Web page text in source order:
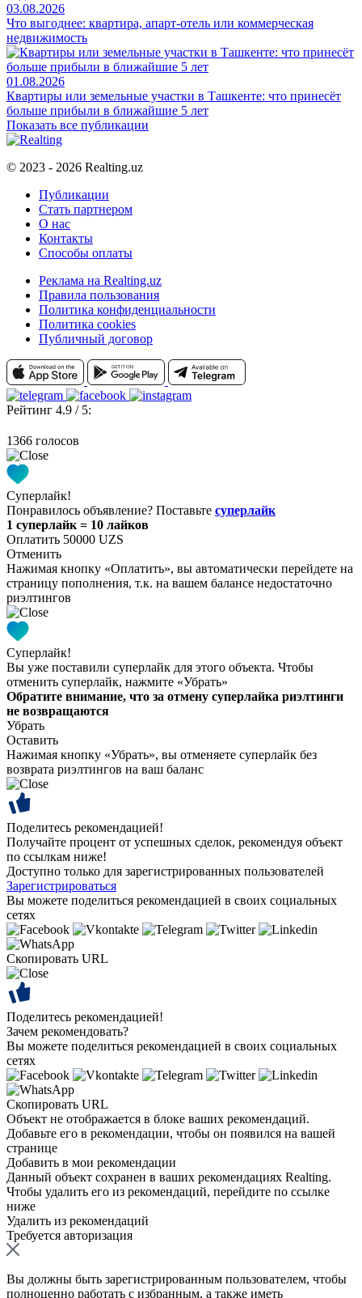
03.08.2026
Что выгоднее: квартира, апарт-отель или коммерческая
недвижимость
01.08.2026
Квартиры или земельные участки в Ташкенте: что принесёт
больше прибыли в ближайшие 5 лет
Показать все публикации
© 2023 - 2026 Realting.uz
Публикации
Стать партнером
О нас
Контакты
Способы оплаты
Реклама на Realting.uz
Правила пользования
Политика конфиденциальности
Политика cookies
Публичный договор
Рейтинг 4.9 / 5:
1366 голосов
Суперлайк!
Понравилось объявление? Поставьте суперлайк
1 суперлайк = 10 лайков
Оплатить 50000 UZS
Отменить
Нажимая кнопку «Оплатить», вы автоматически перейдете на
страницу пополнения, т.к. на вашем балансе недостаточно
риэлтингов
Суперлайк!
Вы уже поставили суперлайк для этого объекта. Чтобы
отменить суперлайк, нажмите «Убрать»
Обратите внимание, что за отмену суперлайка риэлтинги
не возвращаются
Убрать
Оставить
Нажимая кнопку «Убрать», вы отменяете суперлайк без
возврата риэлтингов на ваш баланс
Поделитесь рекомендацией!
Получайте процент от успешных сделок, рекомендуя объект
по ссылкам ниже!
Доступно только для зарегистрированных пользователей
Зарегистрироваться
Вы можете поделиться рекомендацией в своих социальных
сетях
Скопировать URL
Поделитесь рекомендацией!
Зачем рекомендовать?
Вы можете поделиться рекомендацией в своих социальных
сетях
Скопировать URL
Объект не отображается в блоке ваших рекомендаций.
Добавьте его в рекомендации, чтобы он появился на вашей
странице
Добавить в мои рекомендации
Данный объект сохранен в ваших рекомендациях Realting.
Чтобы удалить его из рекомендаций, перейдите по ссылке
ниже
Удалить из рекомендаций
Требуется авторизация
Вы должны быть зарегистрированным пользователем, чтобы
полноценно работать с избранным, а также иметь